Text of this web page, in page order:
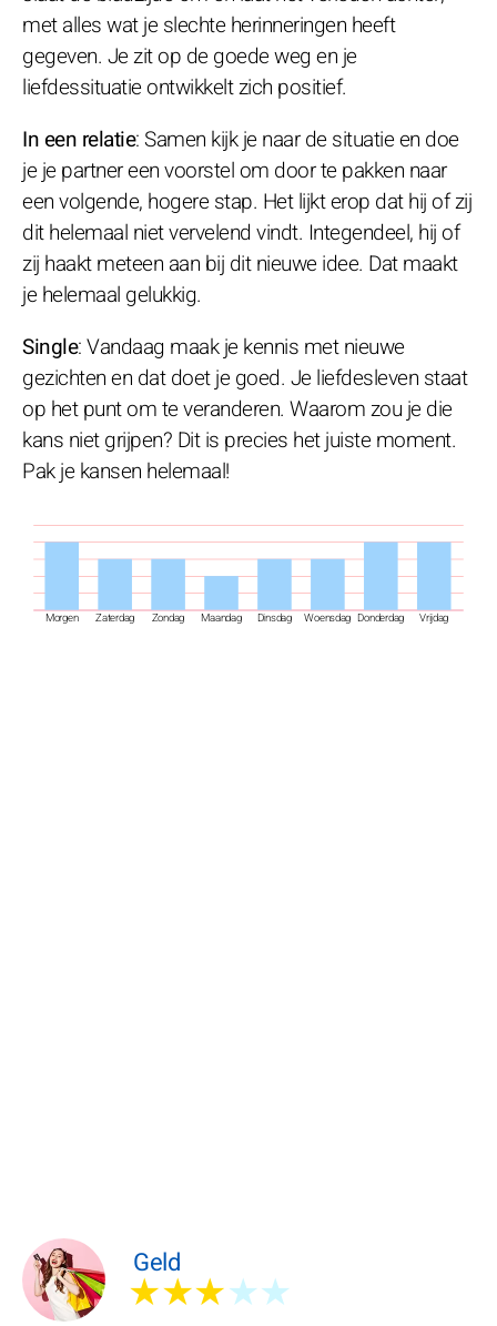
Morgen Zaterdag Zondag Maandag Dinsdag Woensdag Donderdag Vrijdag
met alles wat je slechte herinneringen heeft
gegeven. Je zit op de goede weg en je
liefdessituatie ontwikkelt zich positief.
In een relatie: Samen kijk je naar de situatie en doe
je je partner een voorstel om door te pakken naar
een volgende, hogere stap. Het lijkt erop dat hij of zij
dit helemaal niet vervelend vindt. Integendeel, hij of
zij haakt meteen aan bij dit nieuwe idee. Dat maakt
je helemaal gelukkig.
Single: Vandaag maak je kennis met nieuwe
gezichten en dat doet je goed. Je liefdesleven staat
op het punt om te veranderen. Waarom zou je die
kans niet grijpen? Dit is precies het juiste moment.
Pak je kansen helemaal!
Geld
★★★★★